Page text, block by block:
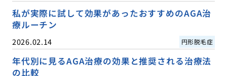
私が実際に試して効果があったおすすめのAGA治
療ルーチン
2026.02.14 円形脱毛症
年代別に見るAGA治療の効果と推奨される治療法
の比較